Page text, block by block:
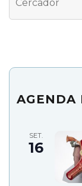
Cerca
Search
AGENDA
SET.
16